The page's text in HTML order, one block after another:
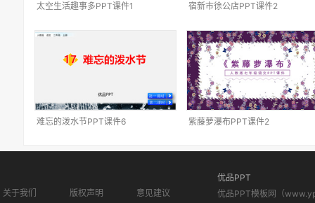
太空生活趣事多PPT课件1 宿新市徐公店PPT课件2
难忘的泼水节PPT课件6 紫藤萝瀑布PPT课件2
关于我们 版权声明 意见建议
优品PPT
优品PPT模板网（